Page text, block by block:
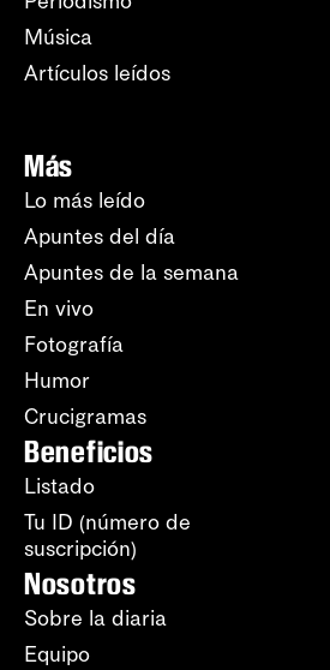
Música
Artículos leídos
Más
Lo más leído
Apuntes del día
Apuntes de la semana
En vivo
Fotografía
Humor
Crucigramas
Beneficios
Listado
Tu ID (número de
suscripción)
Nosotros
Sobre la diaria
Equipo